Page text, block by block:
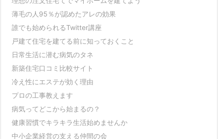
薄毛の人95％が認めたアレの効果
誰でも始められるTwitter講座
戸建て住宅を建てる前に知っておくこと
日常生活に潜む病気のタネ
新築住宅口コミ比較サイト
冷え性にエステが効く理由
プロの工事教えます
病気ってどこから始まるの？
健康習慣でキラキラ生活始めませんか
中小企業経営の支える仲間の会